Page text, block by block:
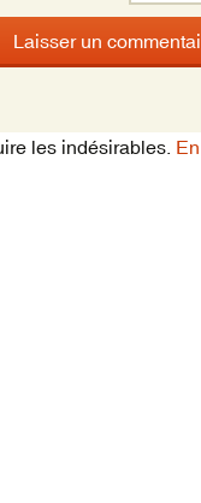
les indésirables.